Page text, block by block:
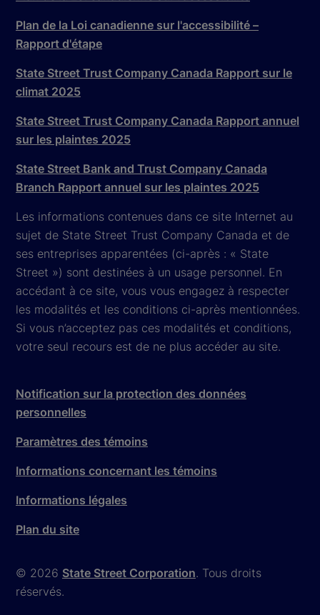
Plan de la Loi canadienne sur l'accessibilité –
Rapport d'étape
State Street Trust Company Canada Rapport sur le
climat 2025
State Street Trust Company Canada Rapport annuel
sur les plaintes 2025
State Street Bank and Trust Company Canada
Branch Rapport annuel sur les plaintes 2025
Les informations contenues dans ce site Internet au
sujet de State Street Trust Company Canada et de
ses entreprises apparentées (ci-après : « State
Street ») sont destinées à un usage personnel. En
accédant à ce site, vous vous engagez à respecter
les modalités et les conditions ci-après mentionnées.
Si vous n’acceptez pas ces modalités et conditions,
votre seul recours est de ne plus accéder au site.
© 2026 State Street Corporation. Tous droits
réservés.
Notification sur la protection des données
personnelles
Paramètres des témoins
Informations concernant les témoins
Informations légales
Plan du site